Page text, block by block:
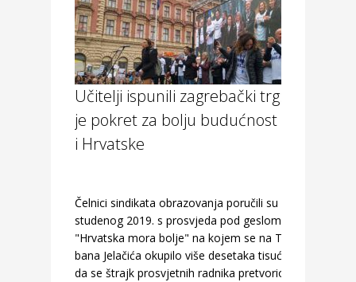
Učitelji ispunili zagrebački trg: Ovo
je pokret za bolju budućnost djece
i Hrvatske
Čelnici sindikata obrazovanja poručili su 25.
studenog 2019. s prosvjeda pod geslom
"Hrvatska mora bolje" na kojem se na Trgu
bana Jelačića okupilo više desetaka tisuća ljudi,
da se štrajk prosvjetnih radnika pretvorio u